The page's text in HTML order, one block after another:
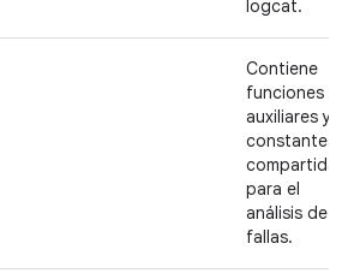
logcat.
Contiene
funciones
auxiliares y
constantes
compartidas
para el
análisis de
fallas.